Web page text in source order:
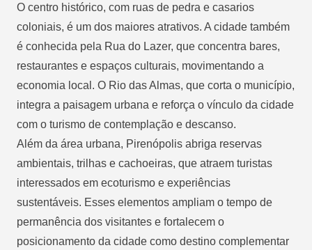
O centro histórico, com ruas de pedra e casarios
coloniais, é um dos maiores atrativos. A cidade também
é conhecida pela Rua do Lazer, que concentra bares,
restaurantes e espaços culturais, movimentando a
economia local. O Rio das Almas, que corta o município,
integra a paisagem urbana e reforça o vínculo da cidade
com o turismo de contemplação e descanso.
Além da área urbana, Pirenópolis abriga reservas
ambientais, trilhas e cachoeiras, que atraem turistas
interessados em ecoturismo e experiências
sustentáveis. Esses elementos ampliam o tempo de
permanência dos visitantes e fortalecem o
posicionamento da cidade como destino complementar